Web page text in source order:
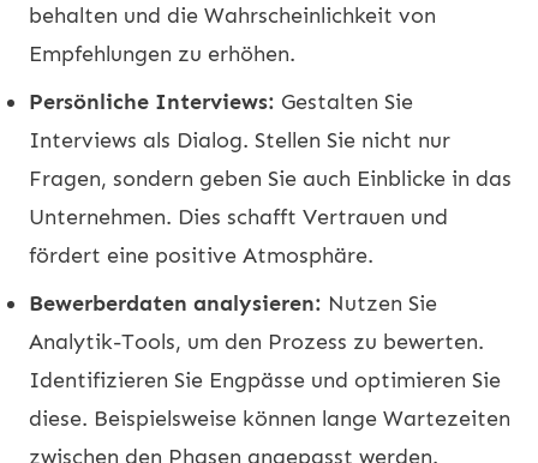
behalten und die Wahrscheinlichkeit von
Empfehlungen zu erhöhen.
Persönliche Interviews: Gestalten Sie
Interviews als Dialog. Stellen Sie nicht nur
Fragen, sondern geben Sie auch Einblicke in das
Unternehmen. Dies schafft Vertrauen und
fördert eine positive Atmosphäre.
Bewerberdaten analysieren: Nutzen Sie
Analytik-Tools, um den Prozess zu bewerten.
Identifizieren Sie Engpässe und optimieren Sie
diese. Beispielsweise können lange Wartezeiten
zwischen den Phasen angepasst werden.